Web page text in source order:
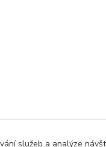
služeb a analýze